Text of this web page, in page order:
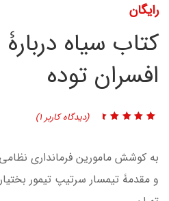
رایگان
کتاب سیاه
افسران توده
(دیدگاه کاربر 1
)
به کوشش مامورین فرمانداری
و مقدمۀ تیمسار سرتیپ تیمور